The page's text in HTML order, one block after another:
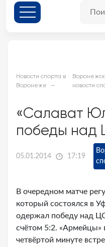
Новости спорта в
Воронеже
новости
«Салават
победы над
05.01.2014 17:19
В очередном матче
который состоялся в
одержал победу над
счётом 5:2.
четвёртой минуте